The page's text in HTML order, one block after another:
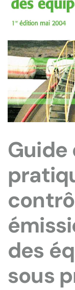
Guide
des
sous